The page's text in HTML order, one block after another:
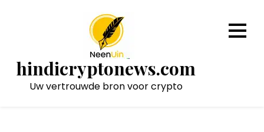
hindicryptonews.com
Uw vertrouwde bron voor crypto